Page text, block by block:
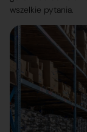
wszelkie pytania.